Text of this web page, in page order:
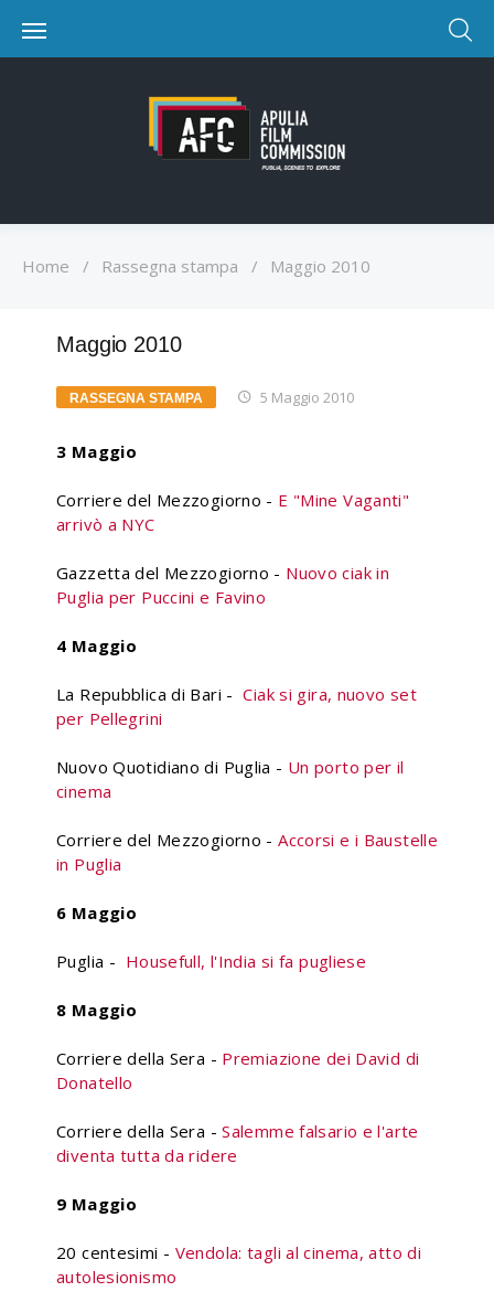
Home / Rassegna stampa / Maggio 2010
Maggio 2010
RASSEGNA STAMPA 5 Maggio 2010
3 Maggio
Corriere del Mezzogiorno - E "Mine Vaganti"
arrivò a NYC
Gazzetta del Mezzogiorno - Nuovo ciak in
Puglia per Puccini e Favino
4 Maggio
La Repubblica di Bari -Ciak si gira, nuovo set
per Pellegrini
Nuovo Quotidiano di Puglia - Un porto per il
cinema
Corriere del Mezzogiorno -Accorsi e i Baustelle
in Puglia
6 Maggio
Puglia - Housefull, l'India si fa pugliese
8 Maggio
Corriere della Sera - Premiazione dei David di
Donatello
Corriere della Sera -Salemme falsario e l'arte
diventa tutta da ridere
9 Maggio
20 centesimi - Vendola: tagli al cinema, atto di
autolesionismo